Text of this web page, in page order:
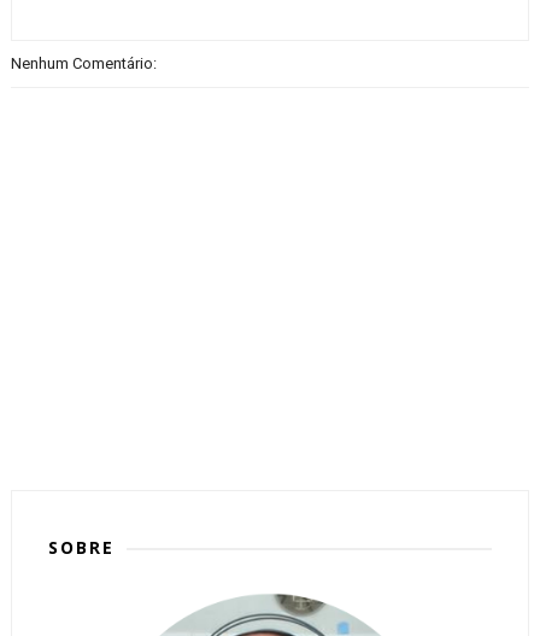
Nenhum Comentário:
SOBRE